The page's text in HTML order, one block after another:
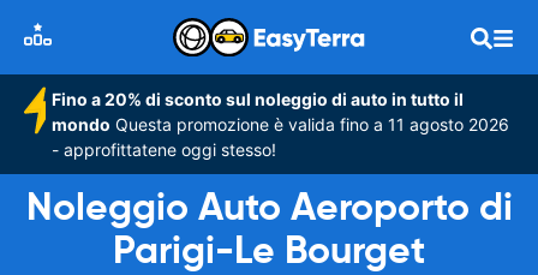
Fino a 20% di sconto sul noleggio di auto in tutto il
mondo Questa promozione è valida fino a 11 agosto 2026
- approfittatene oggi stesso!
Noleggio Auto Aeroporto di
Parigi-Le Bourget